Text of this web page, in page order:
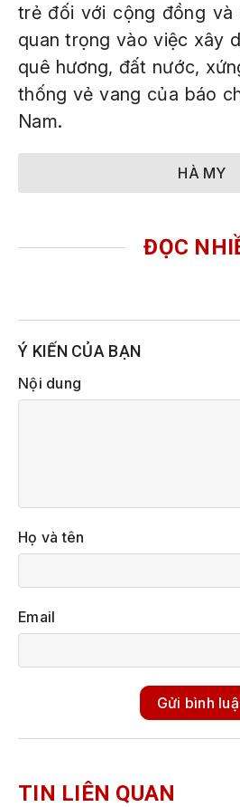
trẻ đối với cộng đồng và
quan trọng vào việc xây
quê hương, đất nước,
thống vẻ vang của báo
Nam.
HÀ MY
ĐỌC
Ý KIẾN CỦA BẠN
Nội dung
Họ và tên
Email
Gửi bình
TIN LIÊN QUAN